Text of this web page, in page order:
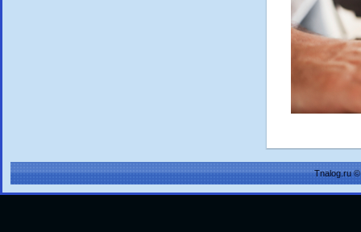
Tnalog.ru